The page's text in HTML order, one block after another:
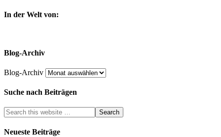
In der Welt von:
Blog-Archiv
Blog-Archiv
Suche nach Beiträgen
Neueste Beiträge